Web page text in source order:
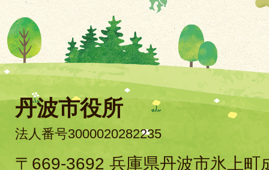
丹波市役所
法人番号3000020282235
〒669-3692 兵庫県丹波市氷上町